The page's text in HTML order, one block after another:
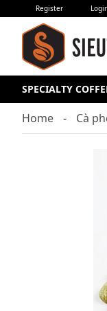
Register
SPECIALTY
Home Cà